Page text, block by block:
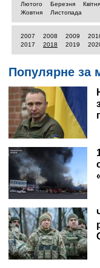
Лютого Березня Квітня
Жовтня
Листопада
2007 2008 2009
2017
2018 2019
Популярне за